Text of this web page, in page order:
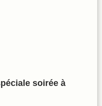
soirée à